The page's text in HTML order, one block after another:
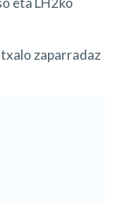
zaparradaz